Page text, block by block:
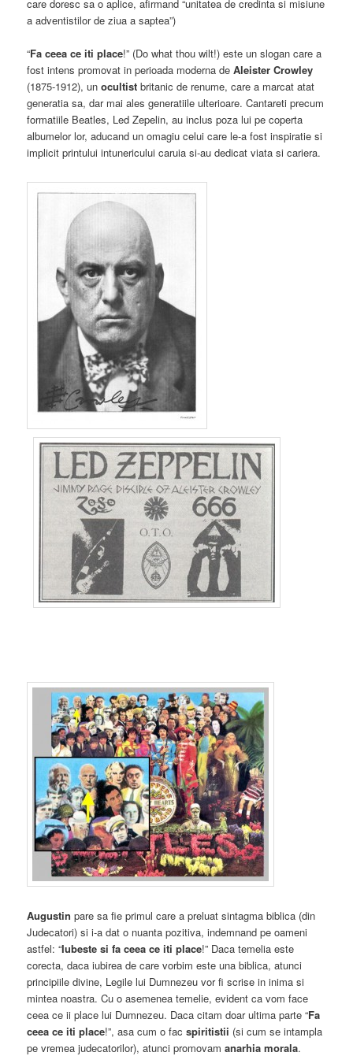
care doresc sa o aplice, afirmand “unitatea de credinta si misiune
a adventistilor de ziua a saptea”)
“Fa ceea ce iti place!” (Do what thou wilt!) este un slogan care a
fost intens promovat in perioada moderna deAleister Crowley
(1875-1912), unocultist britanic de renume, care a marcat atat
generatia sa, dar mai ales generatiile ulterioare. Cantareti precum
formatiile Beatles, Led Zepelin, au inclus poza lui pe coperta
albumelor lor, aducand un omagiu celui care le-a fost inspiratie si
implicit printului intunericului caruia si-au dedicat viata si cariera.
Augustin pare sa fie primul care a preluat sintagma biblica (din
Judecatori) si i-a dat o nuanta pozitiva, indemnand pe oameni
astfel: “Iubeste si fa ceea ce iti place!” Daca temelia este
corecta, daca iubirea de care vorbim este una biblica, atunci
principiile divine, Legile lui Dumnezeu vor fi scrise in inima si
mintea noastra. Cu o asemenea temelie, evident ca vom face
ceea ce ii place lui Dumnezeu. Daca citam doar ultima parte “Fa
ceea ce iti place!”, asa cum o facspiritistii (si cum se intampla
pe vremea judecatorilor), atunci promovamanarhia morala.